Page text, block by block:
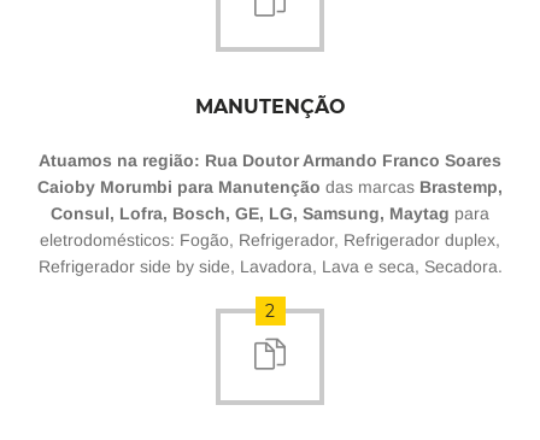
MANUTENÇÃO
Atuamos na região: Rua Doutor Armando Franco Soares
Caioby Morumbi para Manutenção das marcas Brastemp,
Consul, Lofra, Bosch, GE, LG, Samsung, Maytag para
eletrodomésticos: Fogão, Refrigerador, Refrigerador duplex,
Refrigerador side by side, Lavadora, Lava e seca, Secadora.
2